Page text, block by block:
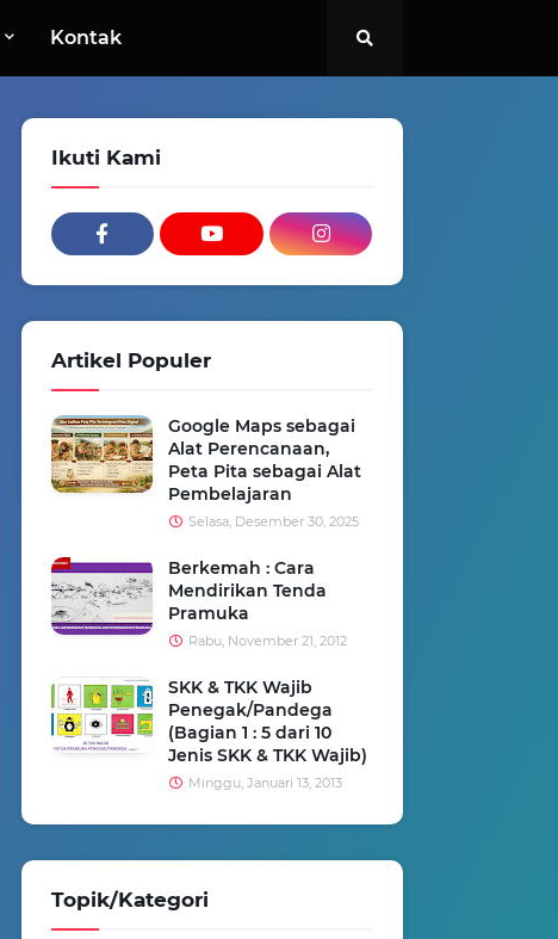
Kontak
Ikuti Kami
Artikel Populer
Google Maps sebagai
Alat Perencanaan,
Peta Pita sebagai Alat
Pembelajaran
Selasa, Desember 30, 2025
Berkemah : Cara
Mendirikan Tenda
Pramuka
Rabu, November 21, 2012
SKK & TKK Wajib
Penegak/Pandega
(Bagian 1 : 5 dari 10
Jenis SKK & TKK Wajib)
Minggu, Januari 13, 2013
Topik/Kategori